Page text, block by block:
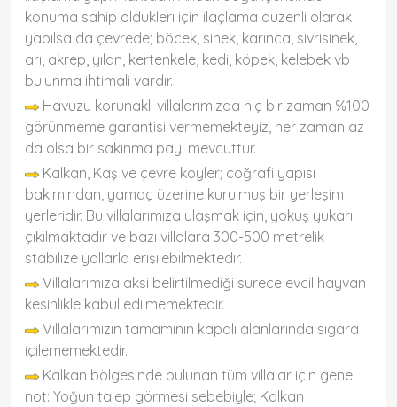
konuma sahip olduklerı için ilaçlama düzenli olarak
yapılsa da çevrede; böcek, sinek, karınca, sivrisinek,
arı, akrep, yılan, kertenkele, kedi, köpek, kelebek vb
bulunma ihtimali vardır.
Havuzu korunaklı villalarımızda hiç bir zaman %100
görünmeme garantisi vermemekteyiz, her zaman az
da olsa bir sakınma payı mevcuttur.
Kalkan, Kaş ve çevre köyler; coğrafi yapısı
bakımından, yamaç üzerine kurulmuş bir yerleşim
yerleridir. Bu villalarımıza ulaşmak için, yokuş yukarı
çıkılmaktadır ve bazı villalara 300-500 metrelik
stabilize yollarla erişilebilmektedir.
Villalarımıza aksi belirtilmediği sürece evcil hayvan
kesinlikle kabul edilmemektedir.
Villalarımızın tamamının kapalı alanlarında sigara
içilememektedir.
Kalkan bölgesinde bulunan tüm villalar için genel
not: Yoğun talep görmesi sebebiyle; Kalkan